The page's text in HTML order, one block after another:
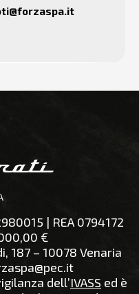
| REA 0794172
€
187 – 10078 Venaria
dell’IVASS ed è